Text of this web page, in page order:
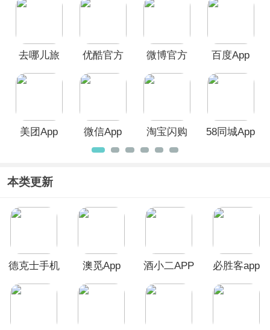
去哪儿旅
优酷官方
微博官方
百度App
美团App 微信App
淘宝闪购
App
58同城App
本类更新
德克士手机
澳觅App 酒小二APP
必胜客app